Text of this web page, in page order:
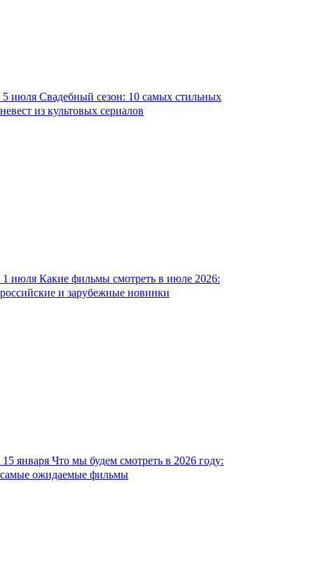
5 июля Свадебный сезон: 10 самых стильных
невест из культовых сериалов
1 июля Какие фильмы смотреть в июле 2026:
российские и зарубежные новинки
15 января Что мы будем смотреть в 2026 году:
самые ожидаемые фильмы